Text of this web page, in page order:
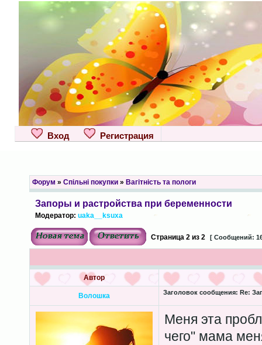
Вход Регистрация
Форум » Спільні покупки» Вагітність та пологи
Запоры и растройства при беременности
Модератор: uaka__ksuxa
Страница 2из 2 [ Сообщений:
Автор
Волошка Заголовок сообщения: Re:
Меня эта
чего" мама